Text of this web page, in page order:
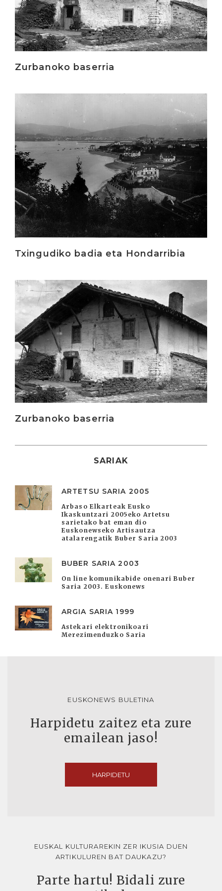
Zurbanoko baserria
Txingudiko badia eta Hondarribia
Zurbanoko baserria
Irakurri
SARIAK
ARTETSU SARIA 2005
Arbaso Elkarteak Eusko
Ikaskuntzari 2005eko Artetsu
sarietako bat eman dio
Euskonewseko Artisautza
atalarengatik Buber Saria 2003
BUBER SARIA 2003
On line komunikabide onenari Buber
Saria 2003. Euskonews
ARGIA SARIA 1999
Astekari elektronikoari
Merezimenduzko Saria
EUSKONEWS BULETINA
Harpidetu zaitez eta zure
emailean jaso!
HARPIDETU
EUSKAL KULTURAREKIN ZER IKUSIA DUEN
ARTIKULUREN BAT DAUKAZU?
Parte hartu! Bidali zure